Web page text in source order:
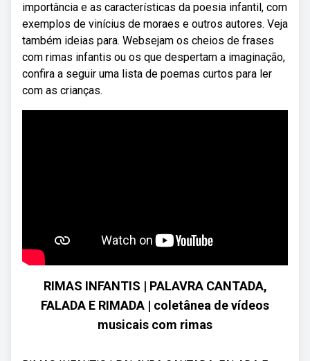
importância e as características da poesia infantil, com
exemplos de vinícius de moraes e outros autores. Veja
também ideias para. Websejam os cheios de frases
com rimas infantis ou os que despertam a imaginação,
confira a seguir uma lista de poemas curtos para ler
com as crianças.
RIMAS INFANTIS | PALAVRA CANTADA,
FALADA E RIMADA | coletânea de vídeos
musicais com rimas